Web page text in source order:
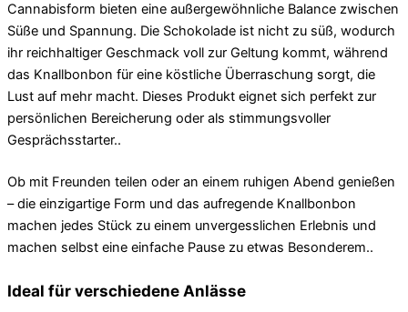
Cannabisform bieten eine außergewöhnliche Balance zwischen
Süße und Spannung. Die Schokolade ist nicht zu süß, wodurch
ihr reichhaltiger Geschmack voll zur Geltung kommt, während
das Knallbonbon für eine köstliche Überraschung sorgt, die
Lust auf mehr macht. Dieses Produkt eignet sich perfekt zur
persönlichen Bereicherung oder als stimmungsvoller
Gesprächsstarter..
Ob mit Freunden teilen oder an einem ruhigen Abend genießen
– die einzigartige Form und das aufregende Knallbonbon
machen jedes Stück zu einem unvergesslichen Erlebnis und
machen selbst eine einfache Pause zu etwas Besonderem..
Ideal für verschiedene Anlässe